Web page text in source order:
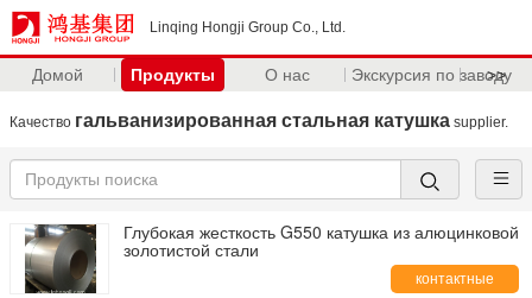
Linqing Hongji Group Co., Ltd.
Домой Продукты О нас Экскурсия по заводу
>>
Качество гальванизированная стальная катушка supplier.
Глубокая жесткость G550 катушка из алюцинковой
золотистой стали
контактные